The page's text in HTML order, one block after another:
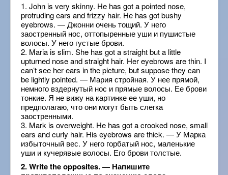
1. John is very skinny. He has got a pointed nose,
protruding ears and frizzy hair. He has got bushy
eyebrows. — Джонни очень тощий. У него
заостренный нос, оттопыренные уши и пушистые
волосы. У него густые брови.
2. Maria is slim. She has got a straight but a little
upturned nose and straight hair. Her eyebrows are thin. I
can’t see her ears in the picture, but suppose they can
be lightly pointed. — Мария стройная. У нее прямой,
немного вздернутый нос и прямые волосы. Ее брови
тонкие. Я не вижу на картинке ее уши, но
предполагаю, что они могут быть слегка
заостренными.
3. Mark is overweight. He has got a crooked nose, small
ears and curly hair. His eyebrows are thick. — У Марка
избыточный вес. У него горбатый нос, маленькие
уши и кучерявые волосы. Его брови толстые.
2. Write the opposites. — Напишите